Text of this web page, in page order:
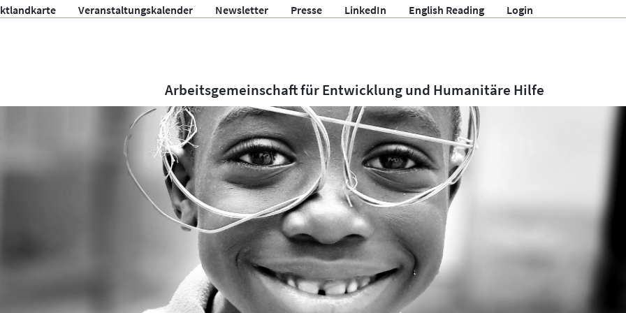
Veranstaltungskalender Newsletter Presse LinkedIn English Reading Login
Arbeitsgemeinschaft für Entwicklung und Humanitäre Hilfe